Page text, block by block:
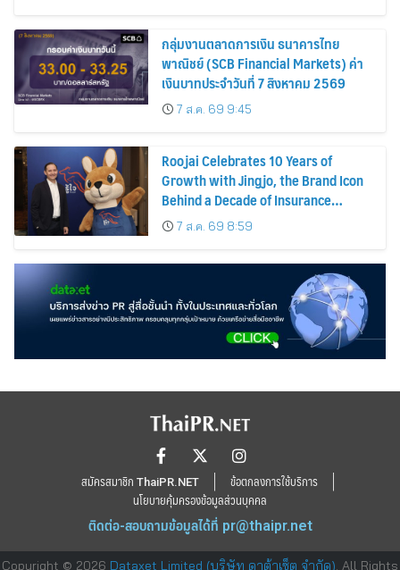
กลุ่มงานตลาดการเงิน ธนาคารไทย
พาณิชย์ (SCB Financial Markets) ค่า
เงินบาทประจำวันที่ 7 สิงหาคม 2569
7 ส.ค. 69 9:45
Roojai Celebrates 10 Years of
Growth with Jingjo, the Brand Icon
Behind a Decade of Insurance
Innovation
7 ส.ค. 69 8:59
สมัครสมาชิก ThaiPR.NET
ข้อตกลงการใช้บริการ
นโยบายคุ้มครองข้อมูลส่วนบุคคล
ติดต่อ-สอบถามข้อมูลได้ที่ pr@thaipr.net
Copyright © 2026 Dataxet Limited (บริษัท ดาต้าเซ็ต จำกัด). All Rights